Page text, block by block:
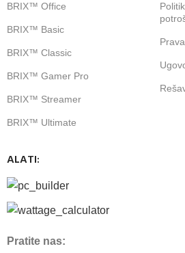
BRIX™ Office
BRIX™ Basic
BRIX™ Classic
BRIX™ Gamer Pro
BRIX™ Streamer
BRIX™ Ultimate
ALATI:
Pratite nas: